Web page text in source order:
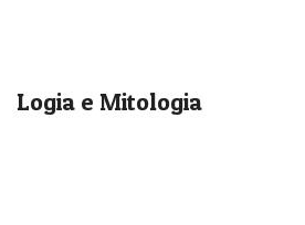
Logia e Mitologia